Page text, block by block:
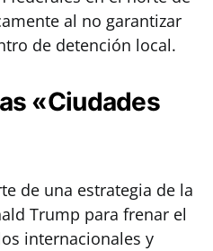
al no garantizar
de detención local.
«Ciudades
de una estrategia de la
Trump para frenar el
internacionales y